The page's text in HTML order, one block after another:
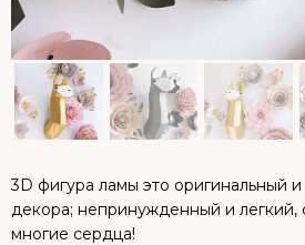
3D фигура ламы это оригинальный
декора; непринужденный и легкий,
многие сердца!